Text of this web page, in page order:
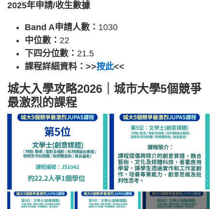
2025年申請/收生數據
Band A申請人數： 1030
中位數： 22
下四分位數： 21.5
課程詳細資料：>>按此<<
城大入學攻略2026｜城市大學5個競爭
最激烈的課程